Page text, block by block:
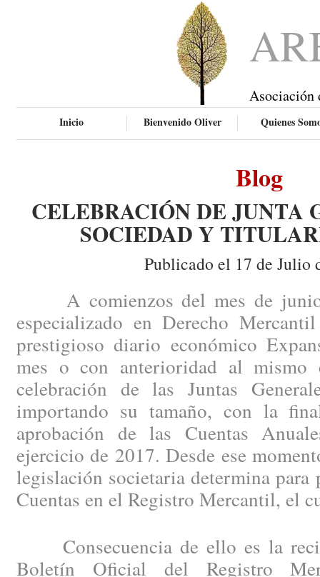
Asociación
Inicio Bienvenido Oliver Quienes
Blog
CELEBRACIÓN DE JUNTA
SOCIEDAD Y
Publicado el 17 de Julio
A comienzos del mes de junio,
especializado en Derecho
prestigioso diario económico
mes o con anterioridad al mismo
celebración de las Juntas
importando su tamaño, con la
aprobación de las Cuentas
ejercicio de 2017. Desde ese
legislación societaria determina para
Cuentas en el Registro Mercantil, el
Consecuencia de ello es la
Boletín Oficial del Registro